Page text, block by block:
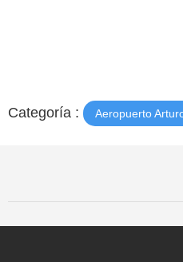
Categoría : Aeropuerto